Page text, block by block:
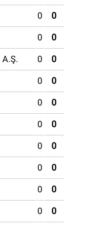
0 0
0 0
A.Ş. 0 0
0 0
0 0
0 0
0 0
0 0
0 0
0 0